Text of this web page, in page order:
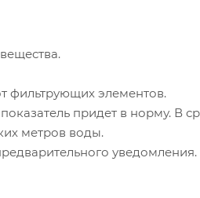
фильтрующих элементов.
придет в норму. В
метров воды.
уведомления.